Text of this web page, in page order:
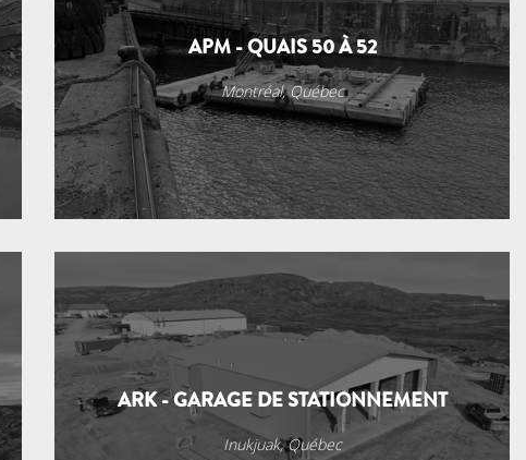
APM - QUAIS 50 À 52
Montréal, Québec
ARK - GARAGE DE STATIONNEMENT
Inukjuak, Québec